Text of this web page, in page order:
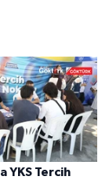
YKS Tercih